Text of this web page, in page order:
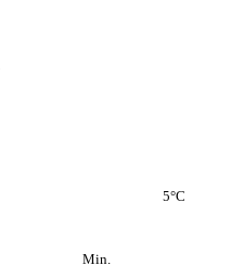
Min.
5°C